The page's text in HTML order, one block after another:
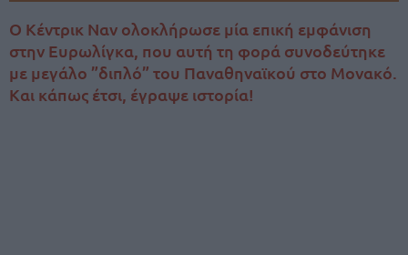
Ο Κέντρικ Ναν ολοκλήρωσε μία επική εμφάνιση
στην Ευρωλίγκα, που αυτή τη φορά συνοδεύτηκε
με μεγάλο ”διπλό” του Παναθηναϊκού στο Μονακό.
Και κάπως έτσι, έγραψε ιστορία!